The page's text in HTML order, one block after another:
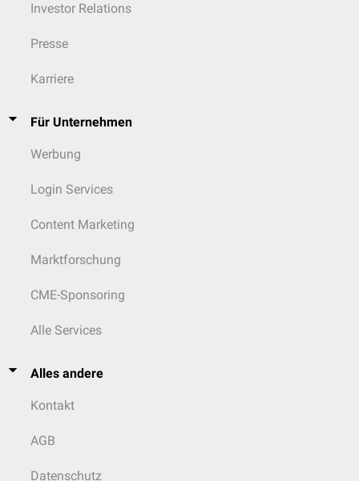
Investor Relations
Presse
Karriere
Für Unternehmen
Werbung
Login Services
Content Marketing
Marktforschung
CME-Sponsoring
Alle Services
Alles andere
Kontakt
AGB
Datenschutz